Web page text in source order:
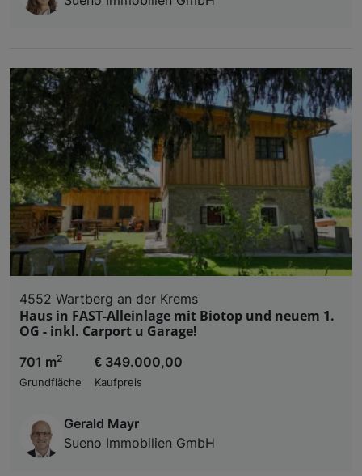
4552 Wartberg an der Krems
Haus in FAST-Alleinlage mit Biotop und neuem 1.
OG - inkl. Carport u Garage!
701 m2
Grundfläche
€ 349.000,00
Kaufpreis
Gerald Mayr
Sueno Immobilien GmbH